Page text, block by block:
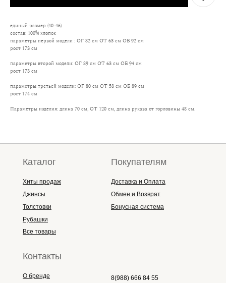
единый размер (40-46)
состав: 100% хлопок
параметры первой модели : ОГ 82 см ОТ 63 см ОБ 92 см
рост 173 см
параметры второй модели: ОГ 89 см ОТ 63 см ОБ 94 см
рост 173 см
параметры третьей модели: ОГ 80 см ОТ 58 см ОБ 89 см
рост 174 см
Параметры изделия: длина 70 см, ОТ 120 см, длина рукава от горловины 48 см.
8(988) 666 84 55
Каталог
Хиты продаж
Джинсы
Толстовки
Рубашки
Все товары
Доставка и Оплата
Обмен и Возврат
Бонусная система
О бренде
Покупателям
Контакты